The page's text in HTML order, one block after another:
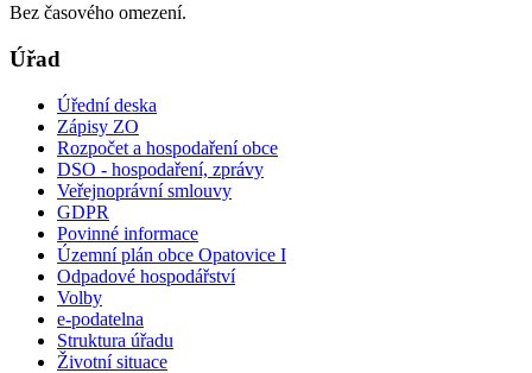
Bez časového omezení.
Úřad
Úřední deska
Zápisy ZO
Rozpočet a hospodaření obce
DSO - hospodaření, zprávy
Veřejnoprávní smlouvy
GDPR
Povinné informace
Územní plán obce Opatovice I
Odpadové hospodářství
Volby
e-podatelna
Struktura úřadu
Životní situace